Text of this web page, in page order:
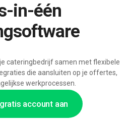
account aan
cateringbedrijf samen met flexibele
die aansluiten op je offertes,
werkprocessen.